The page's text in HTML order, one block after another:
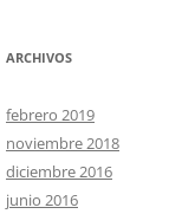
ARCHIVOS
febrero 2019
noviembre 2018
diciembre 2016
junio 2016